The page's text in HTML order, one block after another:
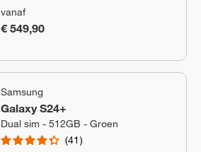
vanaf
€ 549,90
Samsung
Galaxy S24+
Dual sim - 512GB - Groen
41